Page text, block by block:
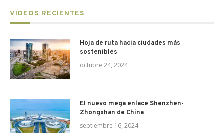
VIDEOS RECIENTES
Hoja de ruta hacia ciudades más
sostenibles
octubre 24, 2024
El nuevo mega enlace Shenzhen-
Zhongshan de China
septiembre 16, 2024